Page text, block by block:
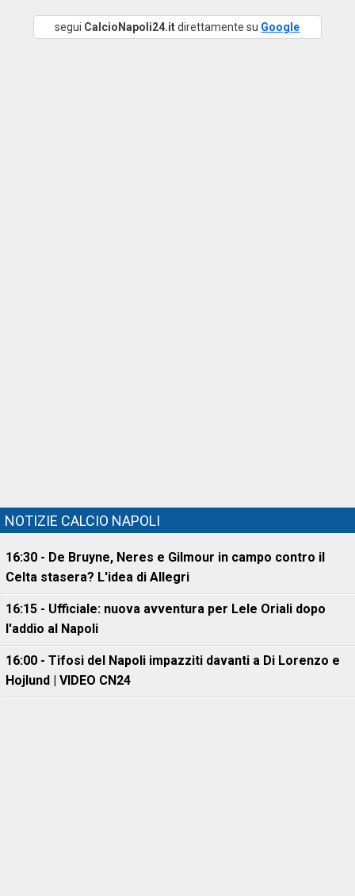
segui CalcioNapoli24.itdirettamente su Google
NOTIZIE CALCIO NAPOLI
16:30 - De Bruyne, Neres e Gilmour in campo contro il
Celta stasera? L'idea di Allegri
16:15 - Ufficiale: nuova avventura per Lele Oriali dopo
l'addio al Napoli
16:00 - Tifosi del Napoli impazziti davanti a Di Lorenzo e
Hojlund | VIDEO CN24